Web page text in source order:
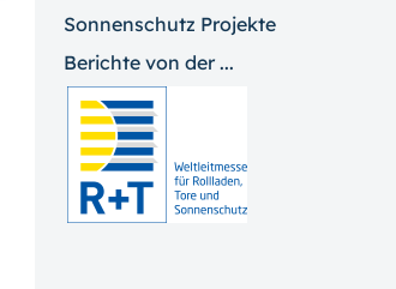
Sonnenschutz Projekte
Berichte von der ...